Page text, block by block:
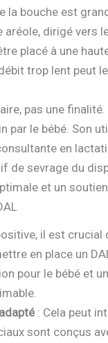
la bouche est
dirigé vers
placé à une
trop lent peut
pas une
par le bébé. Son
en
de sevrage du
et un
il est crucial
en place un
pour le bébé et
: Cela peut
sont conçus